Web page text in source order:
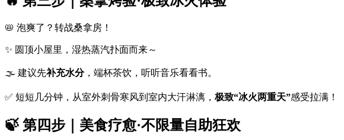
📛 泡爽了？转战桑拿房！
✨ 圆顶小屋里，湿热蒸汽扑面而来～
🌫️ 建议先补充水分，端杯茶饮，听听音乐看看书。
✅ 短短几分钟，从室外刺骨寒风到室内大汗淋漓， 极致“冰火两重天”感受拉满！
🍃 第四步｜美食疗愈·不限量自助狂欢